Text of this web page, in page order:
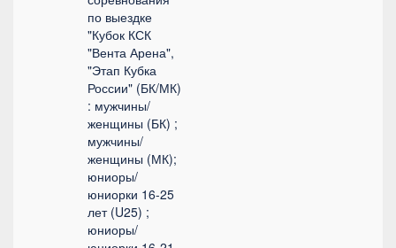
по выездке
"Кубок КСК
"Вента Арена",
"Этап Кубка
России" (БК/МК)
: мужчины/
женщины (БК) ;
мужчины/
женщины (МК);
юниоры/
юниорки 16-25
лет (U25) ;
юниоры/